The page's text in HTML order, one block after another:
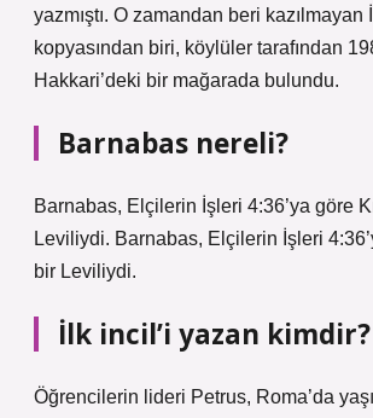
yazmıştı. O zamandan beri kazılmayan
kopyasından biri, köylüler tarafından
Hakkari’deki bir mağarada bulundu.
Barnabas nereli?
Barnabas, Elçilerin İşleri 4:36’ya göre
Leviliydi. Barnabas, Elçilerin İşleri
bir Leviliydi.
İlk incil’i yazan kimdir?
Öğrencilerin lideri Petrus, Roma’da